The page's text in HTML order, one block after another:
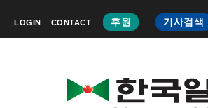
LOGIN CONTACT 후원 기사검색